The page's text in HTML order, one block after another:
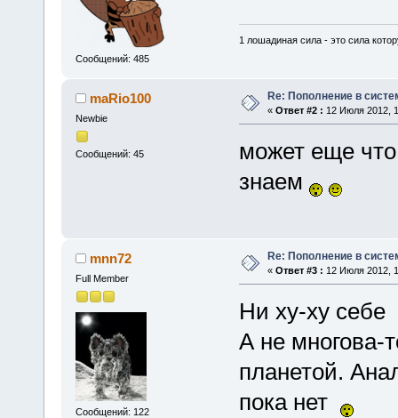
Сообщений: 485
1 лошадиная сила - это сила
maRio100
Newbie
Сообщений: 45
Re: Пополнение в
« Ответ #2 : 12 Июля 2012,
может еще
знаем
mnn72
Full Member
Сообщений: 122
Re: Пополнение в
« Ответ #3 : 12 Июля 2012,
Ни ху-ху себе
А не многова-
планетой.
пока нет